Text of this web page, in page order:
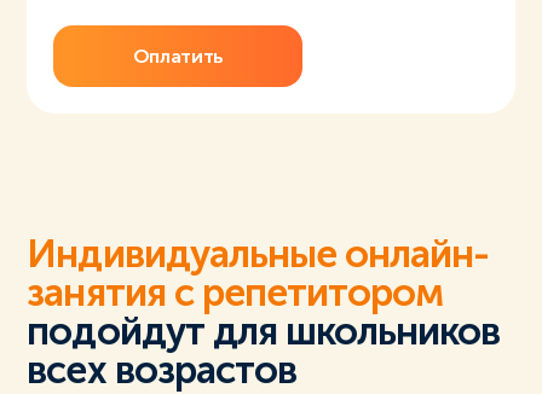
Оплатить
Индивидуальные онлайн-
занятия с репетитором
подойдут для школьников
всех возрастов